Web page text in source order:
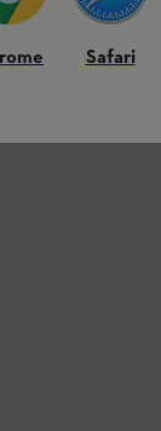
Safari